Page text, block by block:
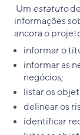
Um estatuto
informações
ancora o
informar o
informar as
negócios;
listar os
delinear os
identificar